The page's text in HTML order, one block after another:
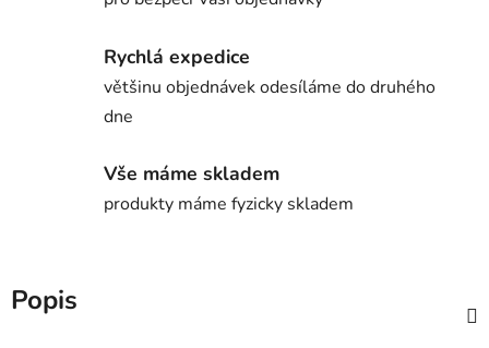
Rychlá expedice
většinu objednávek odesíláme do druhého
dne
Vše máme skladem
produkty máme fyzicky skladem
Popis